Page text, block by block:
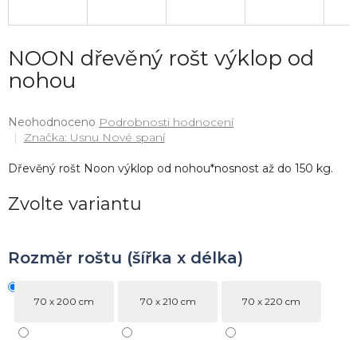
NOON dřevěný rošt výklop od
nohou
Průměrné
hodnocení
je
z
5
Neohodnoceno Podrobnosti hodnocení
Značka: Usnu Nové spaní
Zvolte variantu
Rozměr roštu (šířka x délka)
70 x 200 cm 70 x 210 cm 70 x 220 cm
Dřevěný rošt Noon výklop od nohou*nosnost až do 150 kg.